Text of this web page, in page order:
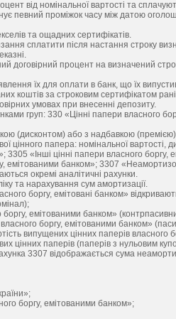
від номінальної вартості та
певний проміжок часу між датою
та ощадних сертифікатів.
сплатити після настання строку
договірний процент на визначений
їх для оплати в банк, що їх
коштів за строковим сертифікатом
умовах при внесенні депозиту.
груп: 330 «Цінні папери власного
(дисконтом) або з надбавкою
цінного папера: номінальної вартості,
«Інші цінні папери власного боргу,
емітованими банком»; 3307
окремі аналітичні рахунки.
та нарахування сум амортизації.
боргу, емітовані банком»
емітованими банком»
боргу, емітованими банком»
випущених цінних паперів
цінних паперів (паперів з нульовим
3307 відображається сума
боргу, емітованими банком»;